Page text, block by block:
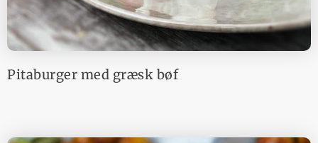
Pitaburger med græsk bøf